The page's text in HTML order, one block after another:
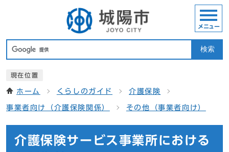
検索
メニュー
現在位置
ホーム くらしのガイド 介護保険
事業者向け（介護保険関係） その他（事業者向け）
介護保険サービス事業所における